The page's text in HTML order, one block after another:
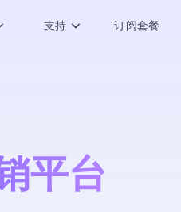
支持 订阅套餐
平台